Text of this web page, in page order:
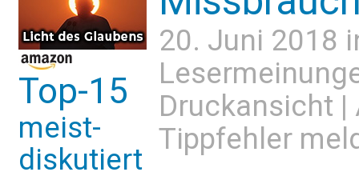
Top-15
meist-
diskutiert
20. Juni 2018
Druckansicht |
Tippfehler